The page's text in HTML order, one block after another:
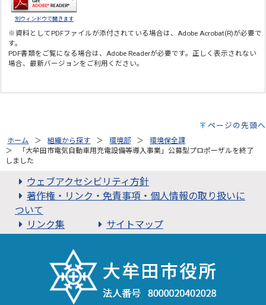
別ウィンドウで開きます
※資料としてPDFファイルが添付されている場合は、Adobe Acrobat(R)が必要で
す。
PDF書類をご覧になる場合は、Adobe Readerが必要です。正しく表示されない
場合、最新バージョンをご利用ください。
ページの先頭へ
ホーム 組織から探す 環境部
環境保全課
「大牟田市電気自動車用充電設備等導入事業」公募型プロポーザルを終了
しました
ウェブアクセシビリティ方針
著作権・リンク・免責事項・個人情報の取り扱いに
ついて
リンク集
サイトマップ